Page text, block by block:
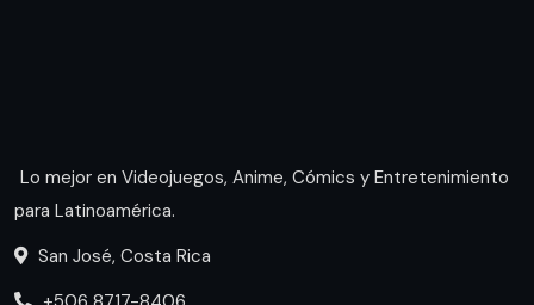
Lo mejor en Videojuegos, Anime, Cómics y Entretenimiento
para Latinoamérica.
San José, Costa Rica